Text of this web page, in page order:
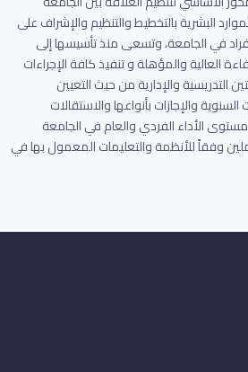
البشرية بالتخطيط والتنظيم والإشراف على
في الجامعة، وتسعى منذ تأسيسها إلى
العالية والمؤهلة و تنفيذ كافة الإجراءات
التدريسية والإدارية من حيث التعيين
السنوية والإجازات بأنواعها والاستقالات
الأداء الفردي والعام في الجامعة
وفقاً للأنظمة والتعليمات المعمول بها في